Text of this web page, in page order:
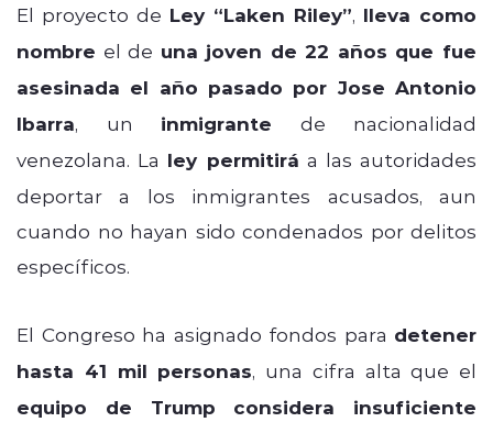
El proyecto de Ley “Laken Riley”, lleva como
nombre el de una joven de 22 años que fue
asesinada el año pasado por Jose Antonio
Ibarra, un inmigrante de nacionalidad
venezolana. La ley permitirá a las autoridades
deportar a los inmigrantes acusados, aun
cuando no hayan sido condenados por delitos
específicos.
El Congreso ha asignado fondos para detener
hasta 41 mil personas, una cifra alta que el
equipo de Trump considera insuficiente